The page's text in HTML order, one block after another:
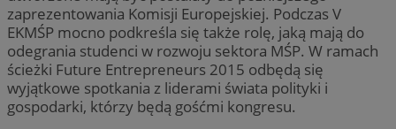
zaprezentowania Komisji Europejskiej. Podczas V
EKMŚP mocno podkreśla się także rolę, jaką mają do
odegrania studenci w rozwoju sektora MŚP. W ramach
ścieżki Future Entrepreneurs 2015 odbędą się
wyjątkowe spotkania z liderami świata polityki i
gospodarki, którzy będą gośćmi kongresu.